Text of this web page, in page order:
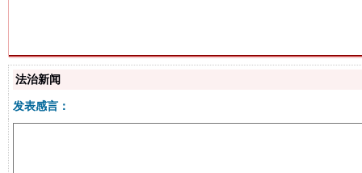
生
法治新闻
发表感言：